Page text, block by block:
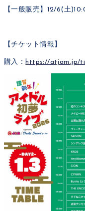
【一般販売】12/6(土
【チケット情報】
購入：https://atjam.jp/